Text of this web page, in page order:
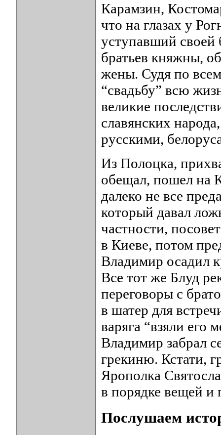
Карамзин,
что на глазах у
уступавший своей
братьев княжны,
жены. Судя по
“свадьбу” всю
великие
славянских
русскими,
Из Полоцка,
обещал, пошел на
далеко не все
который давал
частности,
в Киеве, потом
Владимир осадил
Все тот же Блуд
переговоры с
в шатер для
варяга “взяли его
Владимир забрал
грекиню. Кстати,
Ярополка
в порядке вещей и
Послушаем